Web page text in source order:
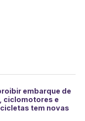
embarque de
ciclomotores e
tem novas